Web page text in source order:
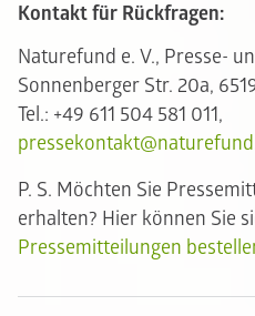
Kontakt für Rückfragen:
Naturefund e. V., Presse-
Sonnenberger Str. 20a,
Tel.: +49 611 504 581 011,
P. S. Möchten Sie
erhalten? Hier können Sie
Pressemitteilungen